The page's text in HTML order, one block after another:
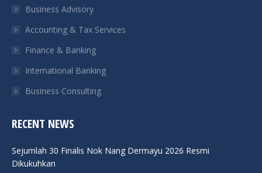
windowwindowwindowwindow
Business Advisory
Accounting & Tax Services
Finance & Banking
International Banking
Business Consulting
RECENT NEWS
Sejumlah 30 Finalis Nok Nang Dermayu 2026 Resmi
Dikukuhkan